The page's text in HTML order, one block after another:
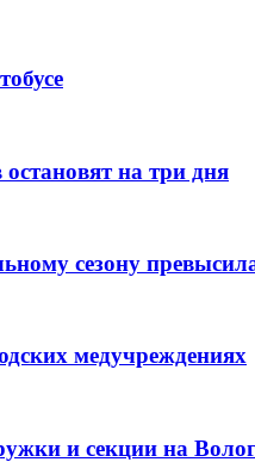
на три дня
сезону
медучреждениях
и секции на